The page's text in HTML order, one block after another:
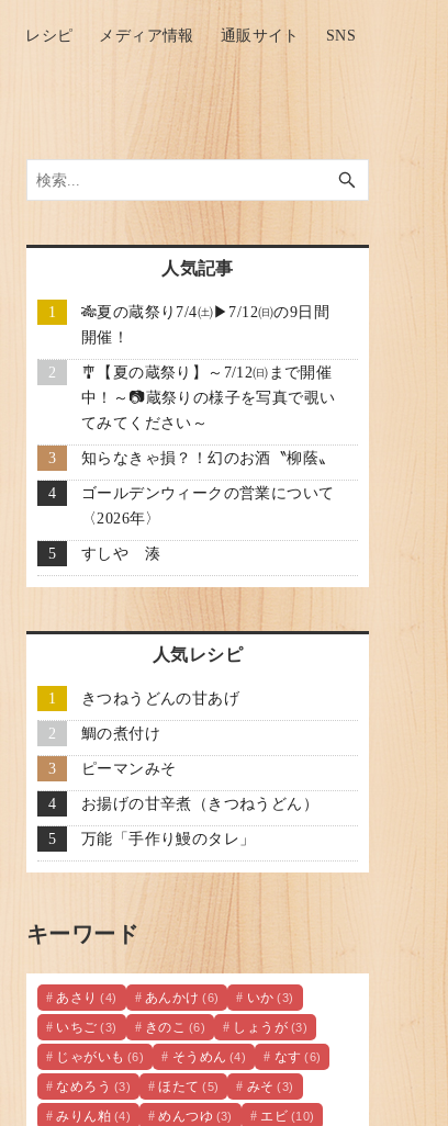
レシピ メディア情報 通販サイト SNS
人気記事
🎋夏の蔵祭り7/4㈯▶7/12㈰の9日間
開催！
🎐【夏の蔵祭り】～7/12㈰まで開催
中！～📷蔵祭りの様子を写真で覗い
てみてください～
知らなきゃ損？！幻のお酒〝柳蔭〟
ゴールデンウィークの営業について
〈2026年〉
すしや 湊
人気レシピ
きつねうどんの甘あげ
鯛の煮付け
ピーマンみそ
お揚げの甘辛煮（きつねうどん）
万能「手作り鰻のタレ」
キーワード
あさり (4) あんかけ (6) いか (3)
いちご (3) きのこ (6) しょうが (3)
じゃがいも (6) そうめん (4) なす (6)
なめろう (3) ほたて (5) みそ (3)
みりん粕 (4) めんつゆ (3) エビ (10)